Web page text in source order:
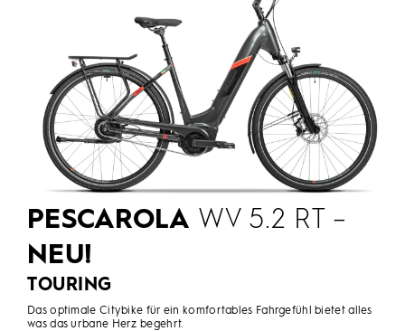
PESCAROLA WV 5.2 RT –
NEU!
TOURING
Das optimale Citybike für ein komfortables Fahrgefühl bietet alles
was das urbane Herz begehrt.